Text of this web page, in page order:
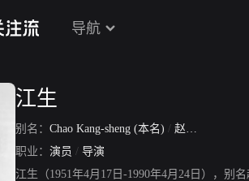
导航
江生
别名： Chao Kang-sheng (本名) / 赵冈生
职业： 演员 / 导演
江生（1951年4月17日-1990年4月24日），别